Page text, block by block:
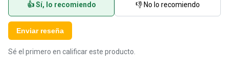
👍 Sí, lo recomiendo 👎 No lo recomiendo
Enviar reseña
Sé el primero en calificar este producto.